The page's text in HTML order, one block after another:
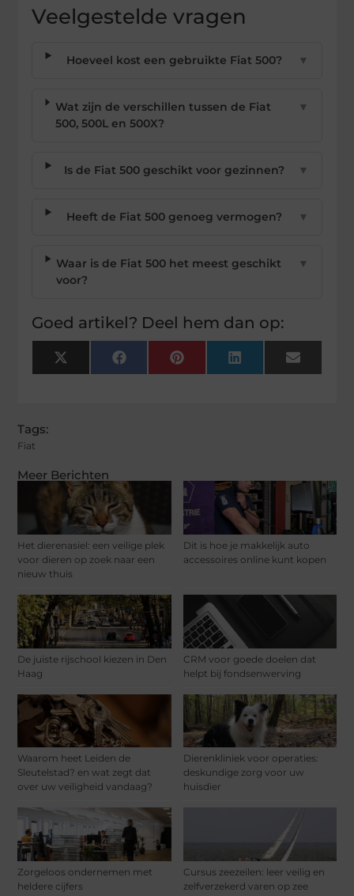
Meer Berichten
Het dierenasiel: een veilige plek
voor dieren op zoek naar een
nieuw thuis
Dit is hoe je makkelijk auto
accessoires online kunt kopen
De juiste rijschool kiezen in Den
Haag
CRM voor goede doelen dat
helpt bij fondsenwerving
Waarom heet Leiden de
Sleutelstad? en wat zegt dat
over uw veiligheid vandaag?
Dierenkliniek voor operaties:
deskundige zorg voor uw
huisdier
Zorgeloos ondernemen met
heldere cijfers
Cursus zeezeilen: leer veilig en
zelfverzekerd varen op zee
Veelgestelde vragen
Hoeveel kost een gebruikte Fiat 500? ▼
Wat zijn de verschillen tussen de Fiat
500, 500L en 500X?
▼
Is de Fiat 500 geschikt voor gezinnen? ▼
Heeft de Fiat 500 genoeg vermogen? ▼
Waar is de Fiat 500 het meest geschikt
voor?
▼
Goed artikel? Deel hem dan op:
X
(Twitter)
FacebookPinterest LinkedIn Email
Tags:
Fiat